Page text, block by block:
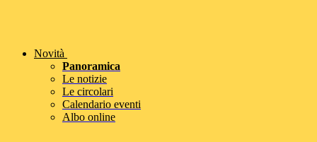
Novità
Panoramica
Le notizie
Le circolari
Calendario eventi
Albo online